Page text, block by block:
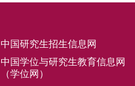
中国研究生招生信息网
中国学位与研究生教育信息网
（学位网）